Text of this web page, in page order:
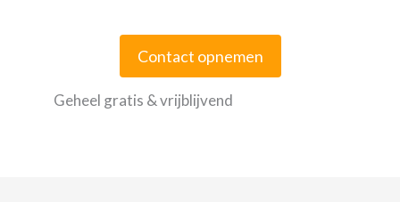
Contact opnemen
Geheel gratis & vrijblijvend